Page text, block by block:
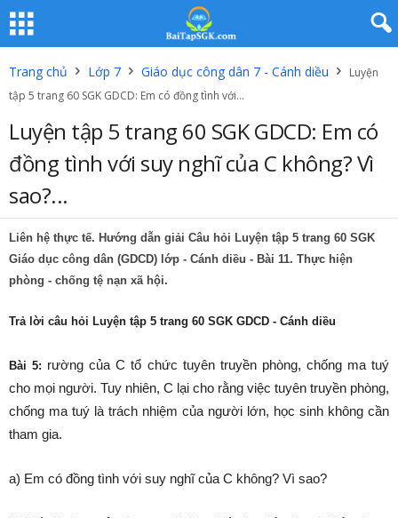
Trang chủ Lớp 7 Giáo dục công dân 7 - Cánh diều
Luyện
tập 5 trang 60 SGK GDCD: Em có đồng tình với...
Luyện tập 5 trang 60 SGK GDCD: Em có
đồng tình với suy nghĩ của C không? Vì
sao?...
Liên hệ thực tế. Hướng dẫn giải Câu hỏi Luyện tập 5 trang 60 SGK
Giáo dục công dân (GDCD) lớp - Cánh diều - Bài 11. Thực hiện
phòng - chống tệ nạn xã hội.
Trả lời câu hỏi Luyện tập 5 trang 60 SGK GDCD - Cánh diều
Bài 5: rường của C tổ chức tuyên truyền phòng, chống ma tuý
cho mọi người. Tuy nhiên, C lại cho rằng việc tuyên truyền phòng,
chống ma tuý là trách nhiệm của người lớn, học sinh không cần
tham gia.
a) Em có đồng tình với suy nghĩ của C không? Vì sao?